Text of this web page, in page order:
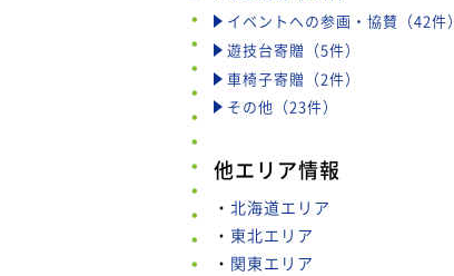
イベントへの参画・協賛（42件）
遊技台寄贈（5件）
車椅子寄贈（2件）
その他（23件）
他エリア情報
・ 北海道エリア
・ 東北エリア
・ 関東エリア